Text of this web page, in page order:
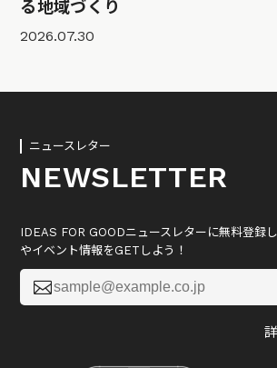
る地域づくり
2026.07.30
ニュースレター
NEWSLETTER
IDEAS FOR GOODニュースレターに無料登録
やイベント情報をGETしよう！
